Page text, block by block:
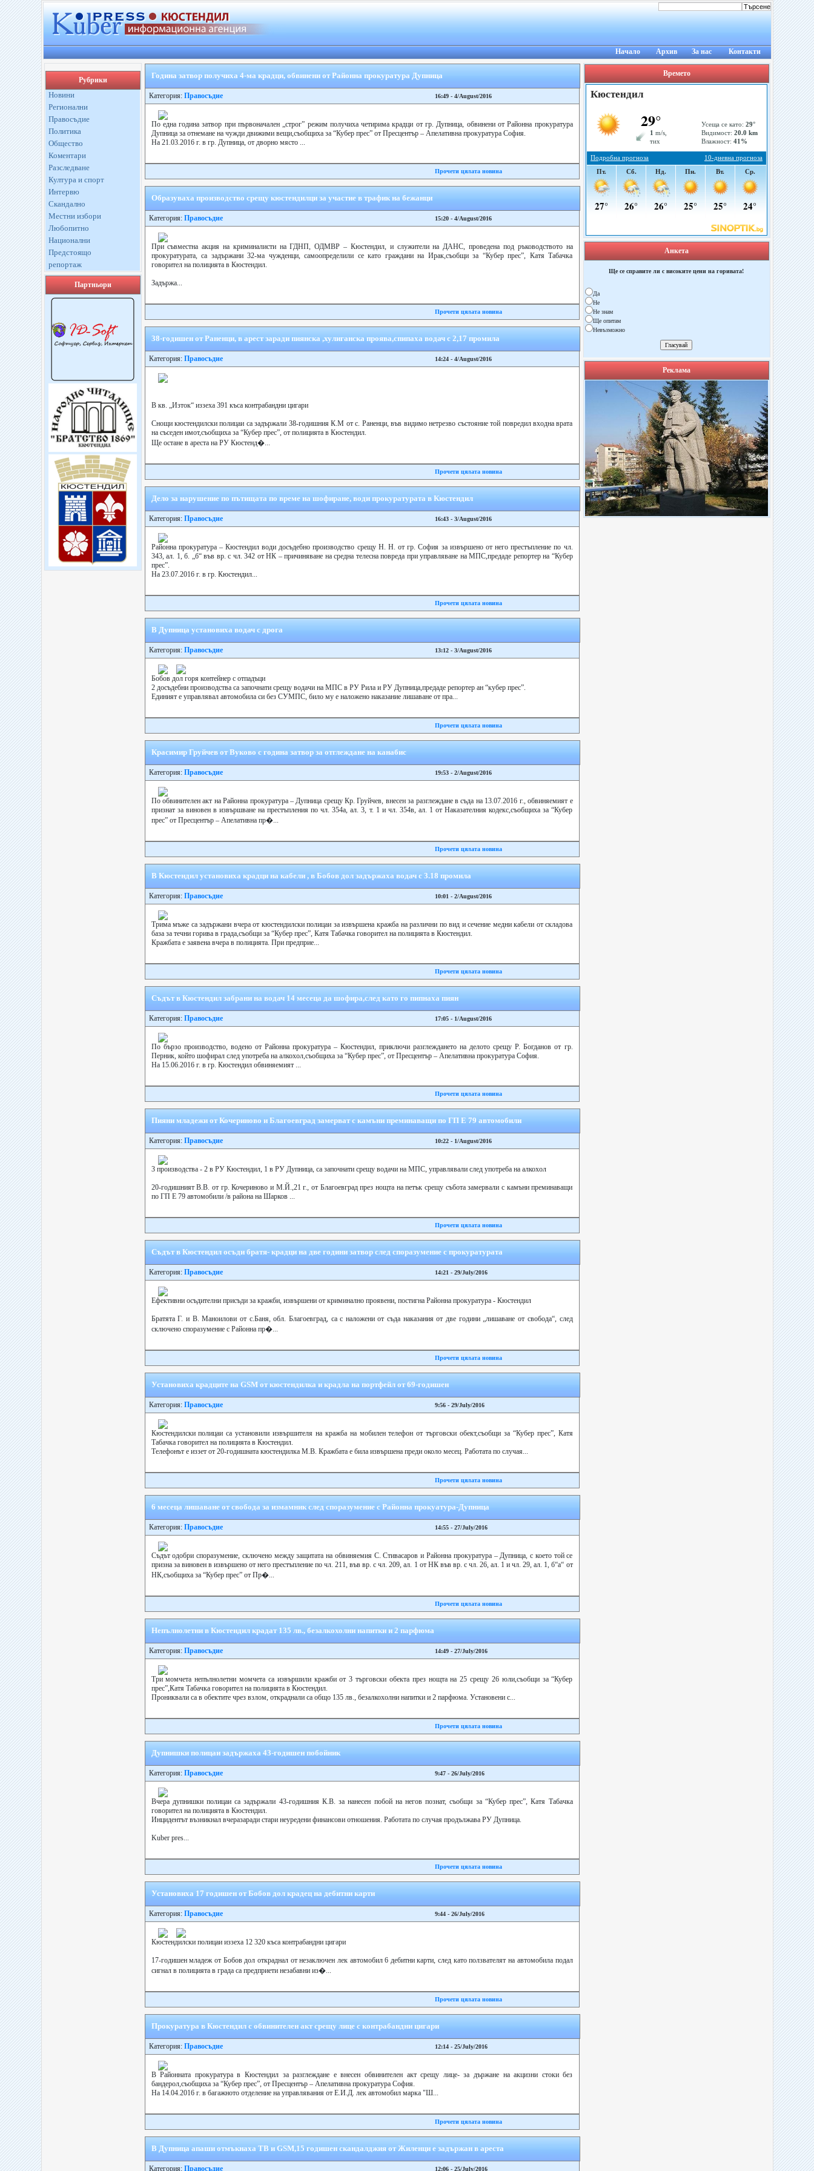
Начало Архив За нас Контакти
Рубрики
Новини
Регионални
Правосъдие
Политика
Общество
Коментари
Разследване
Култура и спорт
Интервю
Скандално
Местни избори
Любопитно
Национални
Предстоящо
репортаж
Партньори
Година затвор получиха 4-ма крадци, обвинени от Районна прокуратура Дупница
Категория: Правосъдие 16:49 - 4/August/2016
По една година затвор при първоначален „строг” режим получиха четирима крадци от гр. Дупница, обвинени от Районна прокуратура
Дупница за отнемане на чужди движими вещи,съобщиха за “Кубер прес” от Пресцентър – Апелативна прокуратура София.
На 21.03.2016 г. в гр. Дупница, от дворно място ...
Прочети цялата новина
Образуваха производство срещу кюстендилци за участие в трафик на бежанци
Категория: Правосъдие 15:20 - 4/August/2016
При съвместна акция на криминалисти на ГДНП, ОДМВР – Кюстендил, и служители на ДАНС, проведена под ръководството на
прокуратурата, са задържани 32-ма чужденци, самоопределили се като граждани на Ирак,съобщи за “Кубер прес”, Катя Табачка
говорител на полицията в Кюстендил.
Задържа...
Прочети цялата новина
38-годишен от Раненци, в арест заради пиянска ,хулиганска проява,спипаха водач с 2,17 промила
Категория: Правосъдие 14:24 - 4/August/2016
В кв. „Изток“ иззеха 391 къса контрабандни цигари
Снощи кюстендилски полицаи са задържали 38-годишния К.М от с. Раненци, във видимо нетрезво състояние той повредил входна врата
на съседен имот,съобщиха за “Кубер прес”, от полицията в Кюстендил.
Ще остане в ареста на РУ Кюстенд�...
Прочети цялата новина
Дело за нарушение по пътищата по време на шофиране, води прокуратурата в Кюстендил
Категория: Правосъдие 16:43 - 3/August/2016
Районна прокуратура – Кюстендил води досъдебно производство срещу Н. Н. от гр. София за извършено от него престъпление по чл.
343, ал. 1, б. „б“ във вр. с чл. 342 от НК – причиняване на средна телесна повреда при управляване на МПС,предаде репортер на “Кубер
прес”.
На 23.07.2016 г. в гр. Кюстендил...
Прочети цялата новина
В Дупница установиха водач с дрога
Категория: Правосъдие 13:12 - 3/August/2016
Бобов дол горя контейнер с отпадъци
2 досъдебни производства са започнати срещу водачи на МПС в РУ Рила и РУ Дупница,предаде репортер ан “кубер прес”.
Единият е управлявал автомобила си без СУМПС, било му е наложено наказание лишаване от пра...
Прочети цялата новина
Красимир Груйчев от Вуково с година затвор за отглеждане на канабис
Категория: Правосъдие 19:53 - 2/August/2016
По обвинителен акт на Районна прокуратура – Дупница срещу Кр. Груйчев, внесен за разглеждане в съда на 13.07.2016 г., обвиняемият е
признат за виновен в извършване на престъпления по чл. 354а, ал. 3, т. 1 и чл. 354в, ал. 1 от Наказателния кодекс,съобщиха за “Кубер
прес” от Пресцентър – Апелативна пр�...
Прочети цялата новина
В Кюстендил установиха крадци на кабели , в Бобов дол задържаха водач с 3.18 промила
Категория: Правосъдие 10:01 - 2/August/2016
Трима мъже са задържани вчера от кюстендилски полицаи за извършена кражба на различни по вид и сечение медни кабели от складова
база за течни горива в града,съобщи за “Кубер прес”, Катя Табачка говорител на полицията в Кюстендил.
Кражбата е заявена вчера в полицията. При предприе...
Прочети цялата новина
Съдът в Кюстендил забрани на водач 14 месеца да шофира,след като го пипнаха пиян
Категория: Правосъдие 17:05 - 1/August/2016
По бързо производство, водено от Районна прокуратура – Кюстендил, приключи разглеждането на делото срещу Р. Богданов от гр.
Перник, който шофирал след употреба на алкохол,съобщиха за “Кубер прес”, от Пресцентър – Апелативна прокуратура София.
На 15.06.2016 г. в гр. Кюстендил обвиняемият ...
Прочети цялата новина
Пияни младежи от Кочериново и Благоевград замерват с камъни преминаващи по ГП Е 79 автомобили
Категория: Правосъдие 10:22 - 1/August/2016
3 производства - 2 в РУ Кюстендил, 1 в РУ Дупница, са започнати срещу водачи на МПС, управлявали след употреба на алкохол
20-годишният В.В. от гр. Кочериново и М.Й.,21 г., от Благоевград през нощта на петък срещу събота замервали с камъни преминаващи
по ГП Е 79 автомобили /в района на Шарков ...
Прочети цялата новина
Съдът в Кюстендил осъди братя- крадци на две години затвор след споразумение с прокуратурата
Категория: Правосъдие 14:21 - 29/July/2016
Ефективни осъдителни присъди за кражби, извършени от криминално проявени, постигна Районна прокуратура - Кюстендил
Братята Г. и В. Маноилови от с.Баня, обл. Благоевград, са с наложени от съда наказания от две години „лишаване от свобода“, след
сключено споразумение с Районна пр�...
Прочети цялата новина
Установиха крадците на GSM от кюстендилка и крадла на портфейл от 69-годишен
Категория: Правосъдие 9:56 - 29/July/2016
Кюстендилски полицаи са установили извършителя на кражба на мобилен телефон от търговски обект,съобщи за “Кубер прес”, Катя
Табачка говорител на полицията в Кюстендил.
Телефонът е иззет от 20-годишната кюстендилка М.В. Кражбата е била извършена преди около месец. Работата по случая...
Прочети цялата новина
6 месеца лишаване от свобода за измамник след споразумение с Районна прокуатура-Дупница
Категория: Правосъдие 14:55 - 27/July/2016
Съдът одобри споразумение, сключено между защитата на обвиняемия С. Стивасаров и Районна прокуратура – Дупница, с което той се
призна за виновен в извършено от него престъпление по чл. 211, във вр. с чл. 209, ал. 1 от НК във вр. с чл. 26, ал. 1 и чл. 29, ал. 1, б“а“ от
НК,съобщиха за “Кубер прес” от Пр�...
Прочети цялата новина
Непълнолетни в Кюстендил крадат 135 лв., безалкохолни напитки и 2 парфюма
Категория: Правосъдие 14:49 - 27/July/2016
Три момчета непълнолетни момчета са извършили кражби от 3 търговски обекта през нощта на 25 срещу 26 юли,съобщи за “Кубер
прес”,Катя Табачка говорител на полицията в Кюстендил.
Прониквали са в обектите чрез взлом, откраднали са общо 135 лв., безалкохолни напитки и 2 парфюма. Установени с...
Прочети цялата новина
Дупнишки полицаи задържаха 43-годишен побойник
Категория: Правосъдие 9:47 - 26/July/2016
Вчера дупнишки полицаи са задържали 43-годишния К.В. за нанесен побой на негов познат, съобщи за “Кубер прес”, Катя Табачка
говорител на полицията в Кюстендил.
Инцидентът възникнал вчеразаради стари неуредени финансови отношения. Работата по случая продължава РУ Дупница.
Kuber pres...
Прочети цялата новина
Установиха 17 годишен от Бобов дол крадец на дебитни карти
Категория: Правосъдие 9:44 - 26/July/2016
Кюстендилски полицаи иззеха 12 320 къса контрабандни цигари
17-годишен младеж от Бобов дол откраднал от незаключен лек автомобил 6 дебитни карти, след като ползвателят на автомобила подал
сигнал в полицията в града са предприети незабавни из�...
Прочети цялата новина
Прокуратура в Кюстендил с обвинителeн акт срещу лице с контрабандни цигари
Категория: Правосъдие 12:14 - 25/July/2016
В Районната прокуратура в Кюстендил за разглеждане е внесен обвинителeн акт срещу лице- за държане на акцизни стоки без
бандерол,съобщиха за “Кубер прес”, от Пресцентър – Апелативна прокуратура София.
На 14.04.2016 г. в багажното отделение на управлявания от Е.И.Д. лек автомобил марка "Ш...
Прочети цялата новина
В Дупница апаши отмъкнаха ТВ и GSM,15 годишен скандалджия от Жиленци е задържан в ареста
Категория: Правосъдие 12:06 - 25/July/2016
Времето
Анкета
Ще се справите ли с високите цени на горивата!
Да
Не
Не знам
Ще опитам
Невъзможно
Реклама